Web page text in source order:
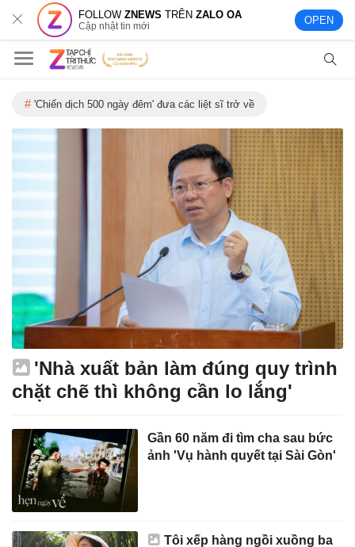
FOLLOWZNEWS TRÊNZALO OA
Cập nhật tin mới OPEN
'Chiến dịch 500 ngày đêm' đưa các liệt sĩ trở về
'Nhà xuất bản làm đúng quy trình
chặt chẽ thì không cần lo lắng'
Gần 60 năm đi tìm cha sau bức
ảnh 'Vụ hành quyết tại Sài Gòn'
Tôi xếp hàng ngồi xuồng ba